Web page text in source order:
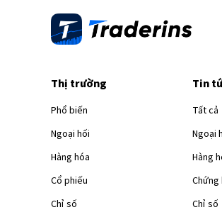
Thị trường
Phổ biến
Ngoại hối
Hàng hóa
Cổ phiếu
Chỉ số
Tin
Tất cả
Ngoại
Hàng
Chứng
Chỉ số